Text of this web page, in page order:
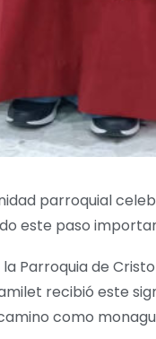
parroquial
este paso
Parroquia de
recibió este
como